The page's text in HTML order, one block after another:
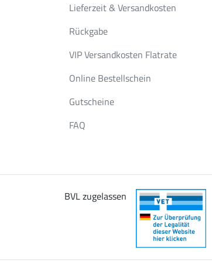
Lieferzeit & Versandkosten
Rückgabe
VIP Versandkosten Flatrate
Online Bestellschein
Gutscheine
FAQ
BVL zugelassen